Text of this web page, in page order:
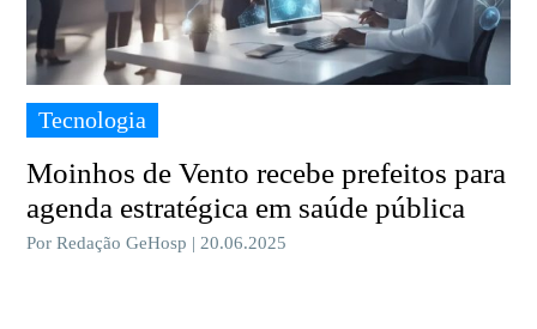
Tecnologia
Moinhos de Vento recebe prefeitos para
agenda estratégica em saúde pública
Por Redação GeHosp | 20.06.2025